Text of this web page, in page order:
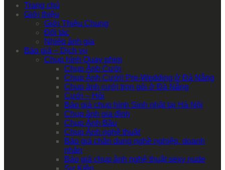
Trang chủ
Giới thiệu
Giới Thiệu Chung
Đối tác
Nhiếp ảnh gia
Báo giá – Dịch vụ
Chụp hình Quay phim
Chụp Ảnh Cưới
Chụp Ảnh Cưới| Pre-Wedding ở Đà Nẵng
Chụp ảnh cưới trọn gói ở Đà Nẵng
Cưới – Hỏi
Báo giá chụp hình Sinh nhật tại Hà Nội
Chụp ảnh gia đình
Chụp Ảnh Bầu
Chụp Ảnh nghệ thuật
Báo giá chân dung nghề nghiệp, doanh
nhân
Báo giá chụp ảnh nghệ thuật sexy nude
Sự Kiện